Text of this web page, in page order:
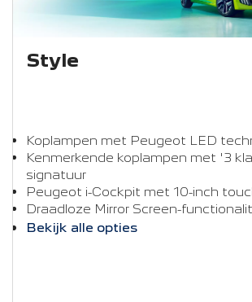
Style
Koplampen met Peugeot LED
Kenmerkende koplampen met '3
signatuur
Peugeot i-Cockpit met 10-inch
Draadloze Mirror Screen-
Bekijk alle opties